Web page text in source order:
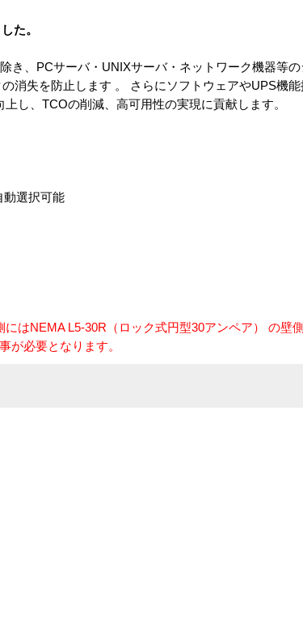
た。
き、PCサーバ・UNIXサーバ・ネットワーク機器等
消失を防止します 。 さらにソフトウェアやUPS機
し、TCOの削減、高可用性の実現に貢献します。
動選択可能
はNEMA L5-30R（ロック式円型30アンペア） の壁
が必要となります。